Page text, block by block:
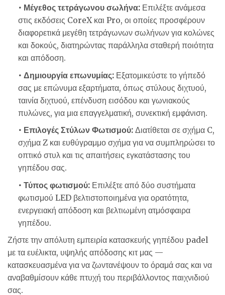
• Μέγεθος τετράγωνου σωλήνα:Επιλέξτε ανάμεσα
στις εκδόσεις CoreX και Pro, οι οποίες προσφέρουν
διαφορετικά μεγέθη τετράγωνων σωλήνων για κολώνες
και δοκούς, διατηρώντας παράλληλα σταθερή ποιότητα
και απόδοση.
• Δημιουργία επωνυμίας:Εξατομικεύστε το γήπεδό
σας με επώνυμα εξαρτήματα, όπως στύλους διχτυού,
ταινία διχτυού, επένδυση εισόδου και γωνιακούς
πυλώνες, για μια επαγγελματική, συνεκτική εμφάνιση.
• Επιλογές Στύλων Φωτισμού:Διατίθεται σε σχήμα C,
σχήμα Z και ευθύγραμμο σχήμα για να συμπληρώσει το
οπτικό στυλ και τις απαιτήσεις εγκατάστασης του
γηπέδου σας.
• Τύπος φωτισμού:Επιλέξτε από δύο συστήματα
φωτισμού LED βελτιστοποιημένα για ορατότητα,
ενεργειακή απόδοση και βελτιωμένη ατμόσφαιρα
γηπέδου.
Ζήστε την απόλυτη εμπειρία κατασκευής γηπέδου padel
με τα ευέλικτα, υψηλής απόδοσης κιτ μας —
κατασκευασμένα για να ζωντανέψουν το όραμά σας και να
αναβαθμίσουν κάθε πτυχή του περιβάλλοντος παιχνιδιού
σας.